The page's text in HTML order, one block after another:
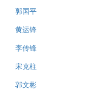
郭国平
黄运锋
李传锋
宋克柱
郭文彬